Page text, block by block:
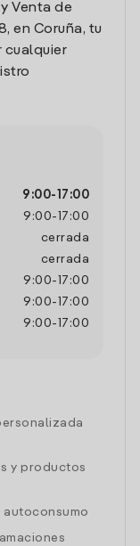
Venta de
en Coruña, tu
cualquier
9:00- 17:00
9:00- 17:00
cerrada
cerrada
9:00- 17:00
9:00- 17:00
9:00- 17:00
y productos
autoconsumo